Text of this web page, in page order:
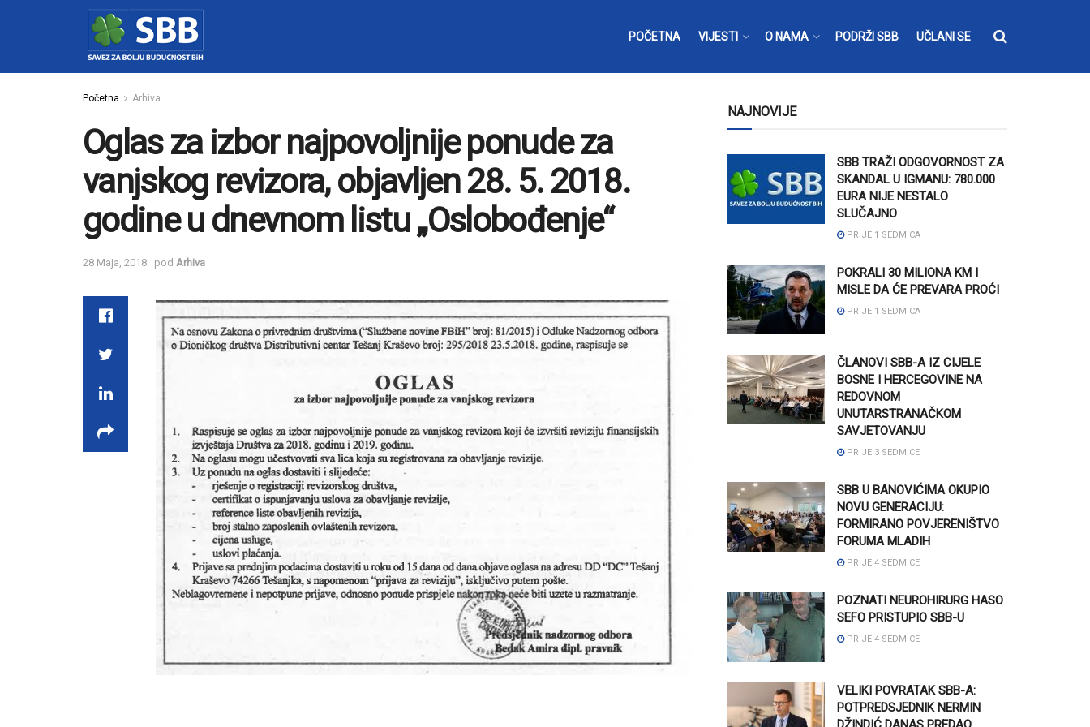
POČETNA VIJESTI O NAMA PODRŽI SBB UČLANI SE
Početna Arhiva
Oglas za izbor najpovoljnije ponude za
vanjskog revizora, objavljen 28. 5. 2018.
godine u dnevnom listu „Oslobođenje“
28 Maja, 2018 pod Arhiva
NAJNOVIJE
SBB TRAŽI ODGOVORNOST ZA
SKANDAL U IGMANU: 780.000
EURA NIJE NESTALO
SLUČAJNO
PRIJE 1 SEDMICA
POKRALI 30 MILIONA KM I
MISLE DA ĆE PREVARA PROĆI
PRIJE 1 SEDMICA
ČLANOVI SBB-A IZ CIJELE
BOSNE I HERCEGOVINE NA
REDOVNOM
UNUTARSTRANAČKOM
SAVJETOVANJU
PRIJE 3 SEDMICE
SBB U BANOVIĆIMA OKUPIO
NOVU GENERACIJU:
FORMIRANO POVJERENIŠTVO
FORUMA MLADIH
PRIJE 4 SEDMICE
POZNATI NEUROHIRURG HASO
SEFO PRISTUPIO SBB-U
PRIJE 4 SEDMICE
VELIKI POVRATAK SBB-A:
POTPREDSJEDNIK NERMIN